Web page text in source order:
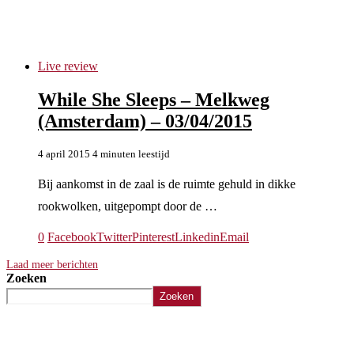
Live review
While She Sleeps – Melkweg
(Amsterdam) – 03/04/2015
4 april 2015 4 minuten leestijd
Bij aankomst in de zaal is de ruimte gehuld in dikke
rookwolken, uitgepompt door de …
0 FacebookTwitterPinterestLinkedinEmail
Laad meer berichten
Zoeken
Zoeken